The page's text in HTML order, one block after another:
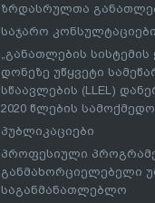
ზრდასრულთა
საჯარო კონსულტაციები
„განათლების
დონეზე უწყვეტი
სწაავლების (LLEL)
2020 წლების სამოქმედო
პუბლიკაციები
პროფესიული
განმახორციელებელი
საგანმანათლებლო